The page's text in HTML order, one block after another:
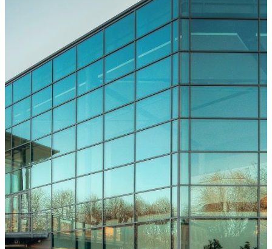
Kongress
2027 in
Freiburg
Downloads
Kongressarchiv
Kongressort
OsnabrückHalle
Hotels